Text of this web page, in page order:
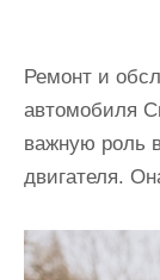
Ремонт и
автомобиля
важную роль
двигателя.